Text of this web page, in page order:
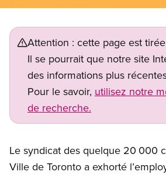
Attention : cette page est
Il se pourrait que notre site
des informations plus
Pour le savoir, utilisez notre
de recherche.
Le syndicat des quelque 20 000
Ville de Toronto a exhorté